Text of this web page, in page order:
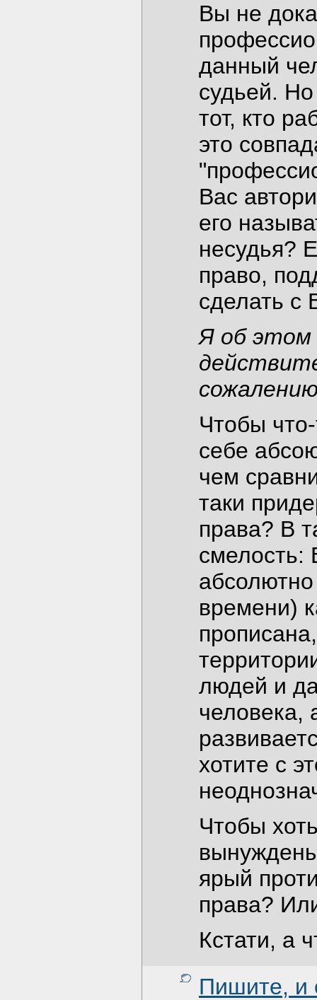
Вы не
данный
судьей. Но
тот, кто
это
Вас
его
несудья?
право,
сделать с
Я об этом
Чтобы
себе
чем
таки
права? В
смелость:
времени)
людей и
человека,
хотите с
Чтобы
ярый
права?
Кстати, а
Пишите, и